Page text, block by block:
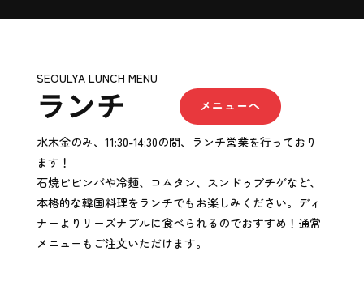
SEOULYA LUNCH MENU
メニューへ
ランチ
水木金のみ、11:30-14:30の間、ランチ営業を行っており
ます！
石焼ビビンバや冷麺、コムタン、スンドゥブチゲなど、
本格的な韓国料理をランチでもお楽しみください。ディ
ナーより リーズナブルに食べられるのでおすすめ！通常
メニューもご注文いただけます。